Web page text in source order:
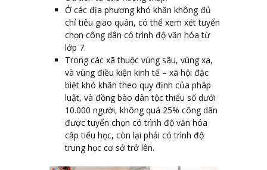
Ở các địa phương khó khăn không đủ
chỉ tiêu giao quân, có thể xem xét tuyển
chọn công dân có trình độ văn hóa từ
lớp 7.
Trong các xã thuộc vùng sâu, vùng xa,
và vùng điều kiện kinh tế – xã hội đặc
biệt khó khăn theo quy định của pháp
luật, và đồng bào dân tộc thiểu số dưới
10.000 người, không quá 25% công dân
được tuyển chọn có trình độ văn hóa
cấp tiểu học, còn lại phải có trình độ
trung học cơ sở trở lên.